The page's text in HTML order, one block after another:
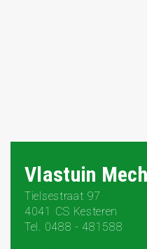
Vlastuin
Tielsestraat 97
4041 CS Kesteren
Tel. 0488 - 481588